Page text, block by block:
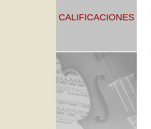
CALIFICACIONES